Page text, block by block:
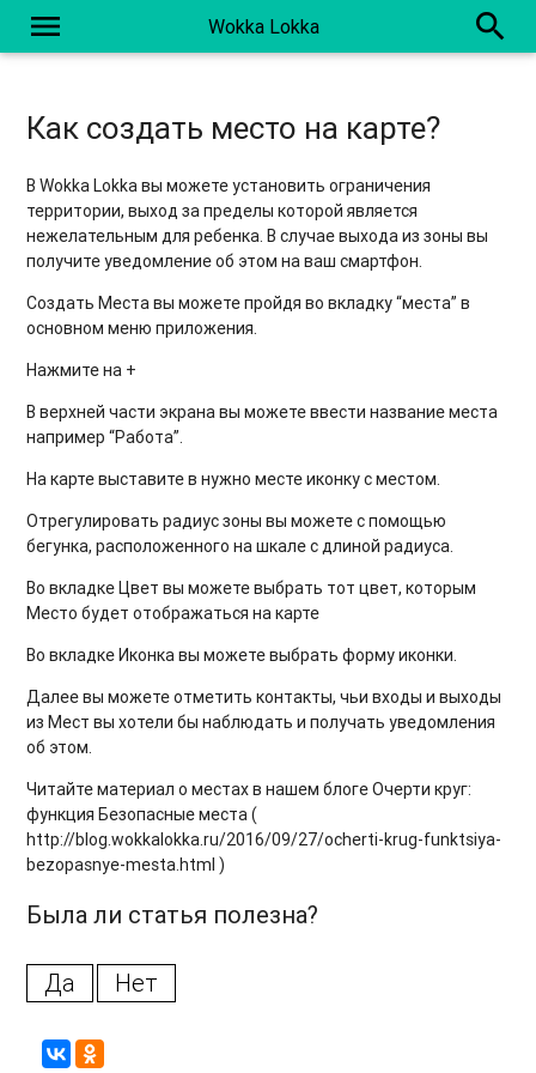
menu Wokka Lokka search
Как создать место на карте?
В Wokka Lokka вы можете установить ограничения
территории, выход за пределы которой является
нежелательным для ребенка. В случае выхода из зоны вы
получите уведомление об этом на ваш смартфон.
Создать Места вы можете пройдя во вкладку “места” в
основном меню приложения.
Нажмите на +
В верхней части экрана вы можете ввести название места
например “Работа”.
На карте выставите в нужно месте иконку с местом.
Отрегулировать радиус зоны вы можете с помощью
бегунка, расположенного на шкале с длиной радиуса.
Во вкладке Цвет вы можете выбрать тот цвет, которым
Место будет отображаться на карте
Во вкладке Иконка вы можете выбрать форму иконки.
Далее вы можете отметить контакты, чьи входы и выходы
из Мест вы хотели бы наблюдать и получать уведомления
об этом.
Читайте материал о местах в нашем блоге Очерти круг:
функция Безопасные места (
http://blog.wokkalokka.ru/2016/09/27/ocherti-krug-funktsiya-
bezopasnye-mesta.html )
Была ли статья полезна?
Да Нет